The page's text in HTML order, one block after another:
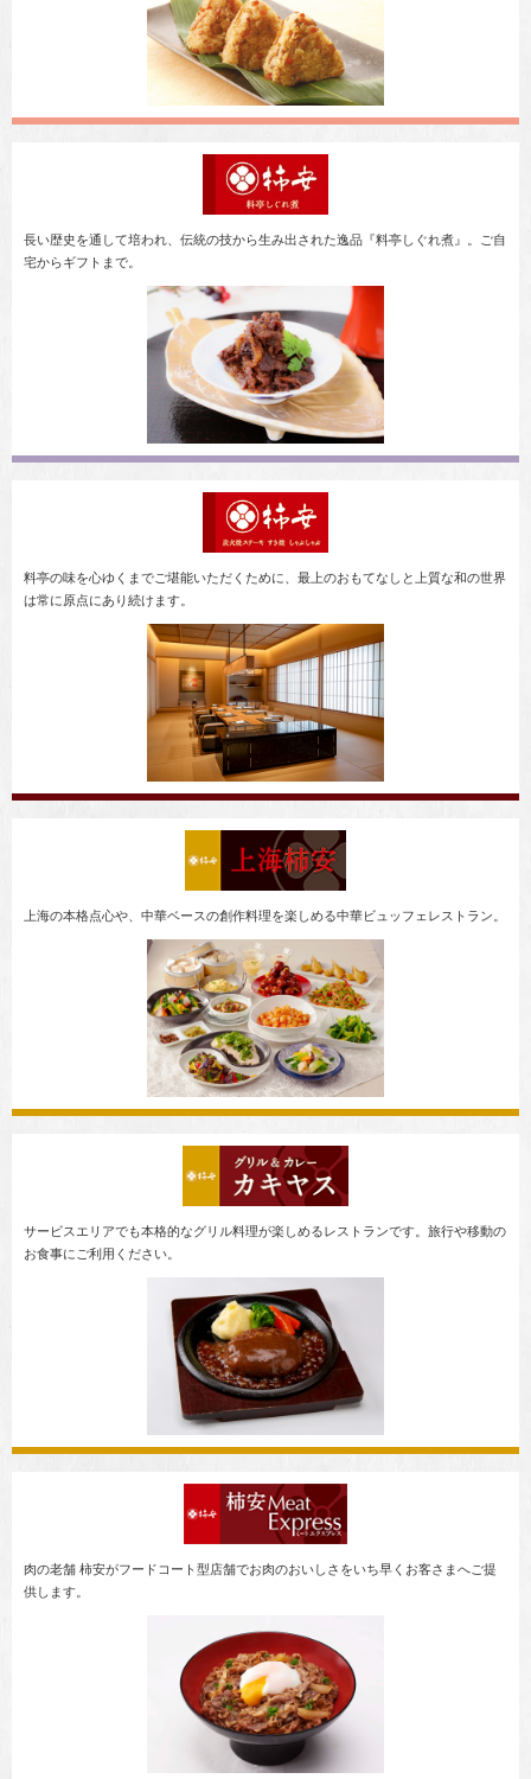
長い歴史を通して培われ、伝統の技から生み出された逸品『料亭しぐれ煮』。ご自
宅からギフトまで。
料亭の味を心ゆくまでご堪能いただくために、最上のおもてなしと上質な和の世界
は常に原点にあり続けます。
上海の本格点心や、中華ベースの創作料理を楽しめる中華ビュッフェレストラン。
サービスエリアでも本格的なグリル料理が楽しめるレストランです。旅行や移動の
お食事にご利用ください。
肉の老舗 柿安がフードコート型店舗でお肉のおいしさをいち早くお客さまへご提
供します。